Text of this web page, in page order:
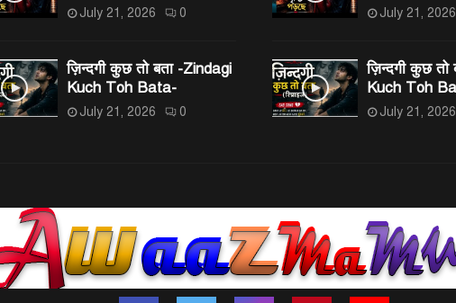
July 21, 2026 0
ज़िन्दगी कुछ तो बता -Zindagi
Kuch Toh Bata-
July 21, 2026 0
July 21, 2026
ज़िन्दगी कुछ
Kuch Toh
July 21, 2026